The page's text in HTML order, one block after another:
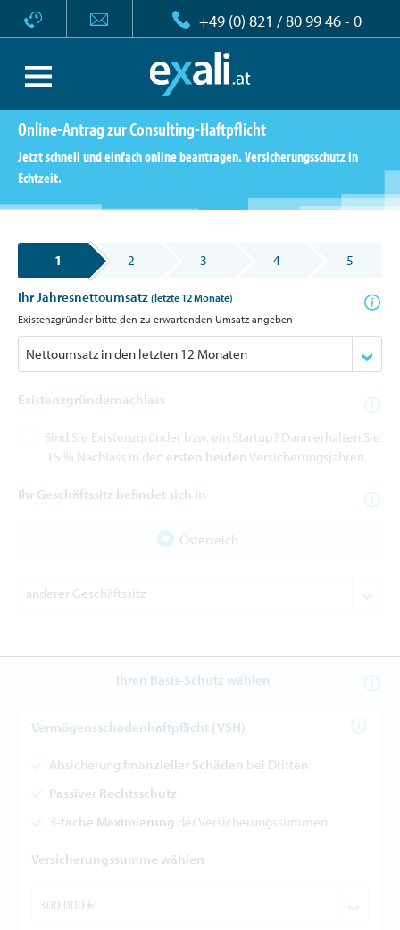
+49 (0) 821 / 80 99 46 - 0
Online-Antrag zur Consulting-Haftpflicht
Jetzt schnell und einfach online beantragen. Versicherungsschutz in
Echtzeit.
1 2 3 4 5
Ihr Jahresnettoumsatz (letzte 12 Monate)
Existenzgründer bitte den zu erwartenden Umsatz angeben
Existenzgründernachlass
Sind Sie Existenzgründer bzw. ein Startup? Dann erhalten Sie
15 % Nachlass in den ersten beiden Versicherungsjahren.
Ihr Geschäftssitz befindet sich in
Österreich
Ihren Basis-Schutz wählen
Vermögensschadenhaftpflicht (VSH)
Absicherung finanzieller Schäden bei Dritten
Passiver Rechtsschutz
3-fache Maximierung der Versicherungssummen
Versicherungssumme wählen